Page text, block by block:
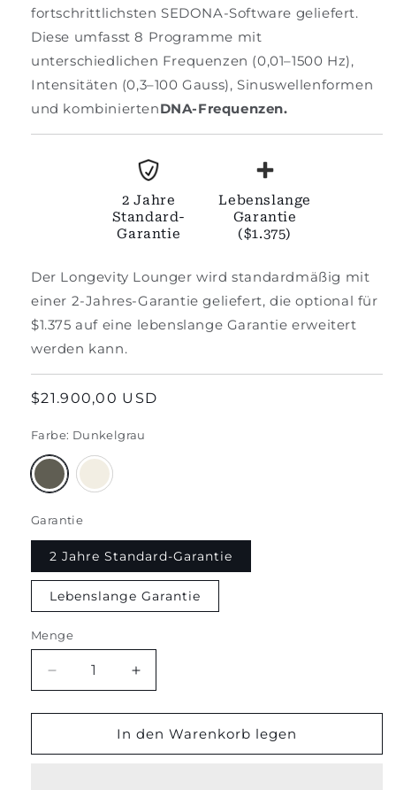
fortschrittlichsten SEDONA-Software geliefert.
Diese umfasst 8 Programme mit
unterschiedlichen Frequenzen (0,01–1500 Hz),
Intensitäten (0,3–100 Gauss), Sinuswellenformen
und kombiniertenDNA-Frequenzen.
2 Jahre
Standard-
Garantie
Lebenslange
Garantie
($1.375)
Der Longevity Lounger wird standardmäßig mit
einer 2-Jahres-Garantie geliefert, die optional für
$1.375 auf eine lebenslange Garantie erweitert
werden kann.
Regulärer
$21.900,00 USD
Farbe: Dunkelgrau
Variante
ausverkauft
oder
verfügbar
Variante
ausverkauft
oder
Garantie
2 Jahre Standard-Garantie
Lebenslange Garantie
Menge
Menge
abnehmen
für
LONGEVITY
LOUNGER
Menge
erhöhen
für
LONGEVITY
LOUNGER
In den Warenkorb legen